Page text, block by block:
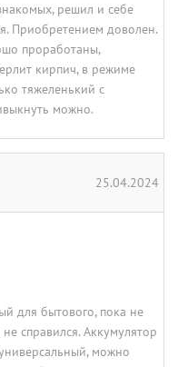
решил и себе
Приобретением доволен.
проработаны,
кирпич, в режиме
тяжеленький с
можно.
25.04.2024
для бытового, пока не
справился. Аккумулятор
можно